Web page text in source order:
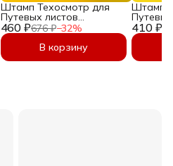
460 ₽676 ₽−32%
Штамп Техосмотр для
Путевых листов
"Технически исправен
выезд на линию
разрешен" Печать
механика 45х16 мм
В корзину
410 ₽
Штамп